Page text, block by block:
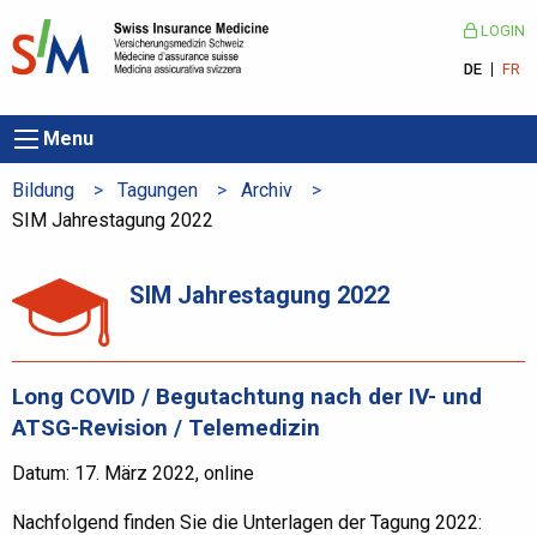
LOGIN
DE FR
Menu
Bildung Tagungen
Archiv
Aktuelle Seite:
SIM Jahrestagung 2022
SIM Jahrestagung 2022
Long COVID / Begutachtung nach der IV- und
ATSG-Revision / Telemedizin
Datum: 17. März 2022, online
Nachfolgend finden Sie die Unterlagen der Tagung 2022: